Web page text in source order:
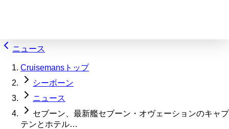
ニュース
Cruisemansトップ
シーボーン
ニュース
セブーン、最新艦セブーン・オヴェーションのキャプ
テンとホテル…